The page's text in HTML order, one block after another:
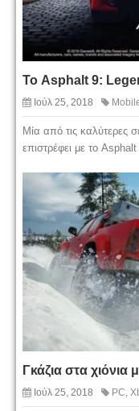
Το Asphalt 9:
Ιούλ 25, 2018
Μία από τις καλύτερες
επιστρέφει με το
Γκάζια στα
Ιούλ 25, 2018 PC,